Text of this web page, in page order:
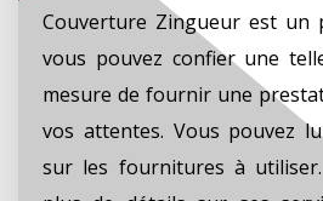
Couverture Zingueur est un
vous pouvez confier une
mesure de fournir une
vos attentes. Vous pouvez
sur les fournitures à